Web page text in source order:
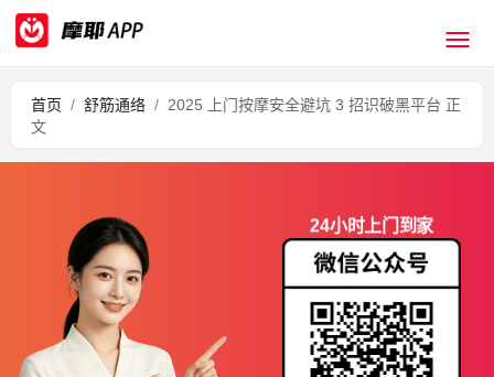
首页 / 舒筋通络 / 2025 上门按摩安全避坑 3 招识破黑平台 正
文
24小时上门到家